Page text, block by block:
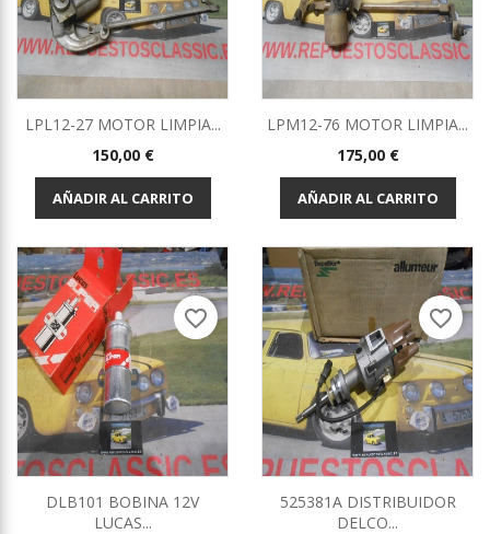
LPL12-27 MOTOR LIMPIA...
Precio
150,00 €
AÑADIR AL CARRITO
LPM12-76 MOTOR LIMPIA...
Precio
175,00 €
AÑADIR AL CARRITO
DLB101 BOBINA 12V
LUCAS...
favorite_border
525381A DISTRIBUIDOR
DELCO...
favorite_border